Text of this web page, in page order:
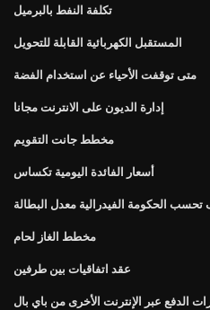
تكلفة النفط بالبرميل
المستقبل الكهربائية القابلة للتحويل
متى توقفت الأحياء عن استخدام الفضة
إدارة الديون على الانترنت مجانا
مخطط جانت التقويم
أسعار الفائدة اليومية تكساس
تحسب الحكومة الفيدرالية معدل البطالة
مخطط الغاز لحام
عقد اتفاقيات بين طرفين
الدفع عبر الإنترنت الأخرى من باي بال